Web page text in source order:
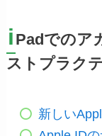
i Padでのア
ストプラク
新しい